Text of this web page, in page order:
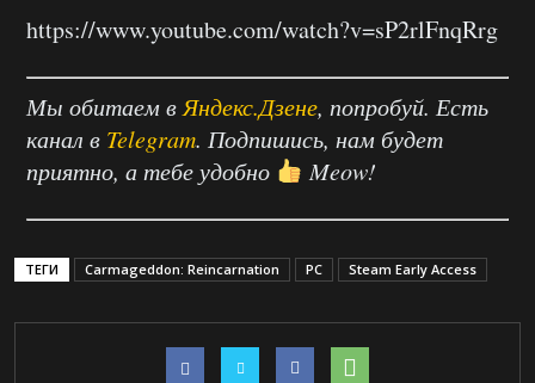
https://www.youtube.com/watch?v=sP2rlFnqRrg
Мы обитаем вЯндекс.Дзене, попробуй. Есть
канал в Telegram. Подпишись, нам будет
приятно, а тебе удобно
Meow!
ТЕГИ Carmageddon: Reincarnation PC Steam Early Access